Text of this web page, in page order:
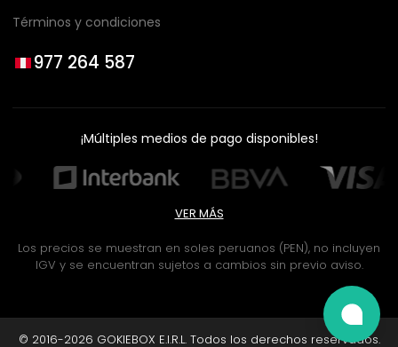
Términos y condiciones
977 264 587
¡Múltiples medios de pago disponibles!
VER MÁS
Los precios se muestran en soles peruanos (PEN), no incluyen
IGV y se encuentran sujetos a cambios sin previo aviso.
© 2016-2026 GOKIEBOX E.I.R.L. Todos los derechos reservados.